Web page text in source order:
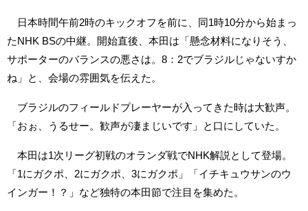
日本時間午前2時のキックオフを前に、同1時10分から始まっ
たNHK BSの中継。開始直後、本田は「懸念材料になりそう、
サポーターのバランスの悪さは。8：2でブラジルじゃないすか
ね」と、会場の雰囲気を伝えた。
ブラジルのフィールドプレーヤーが入ってきた時は大歓声。
「おぉ、うるせー。歓声が凄まじいです」と口にしていた。
本田は1次リーグ初戦のオランダ戦でNHK解説として登場。
「1にガクポ、2にガクポ、3にガクポ」「イチキュウサンのウ
インガー！？」など独特の本田節で注目を集めた。